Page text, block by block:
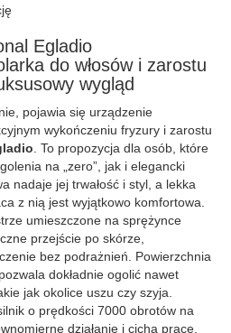
Egladio
do włosów i zarostu
wygląd
pojawia się urządzenie
wykończeniu fryzury i zarostu
. To propozycja dla osób, które
na „zero”, jak i elegancki
nadaje jej trwałość i styl, a lekka
z nią jest wyjątkowo komfortowa.
umieszczone na sprężynce
przejście po skórze,
bez podrażnień. Powierzchnia
dokładnie ogolić nawet
jak okolice uszu czy szyja.
o prędkości 7000 obrotów na
działanie i cichą pracę.